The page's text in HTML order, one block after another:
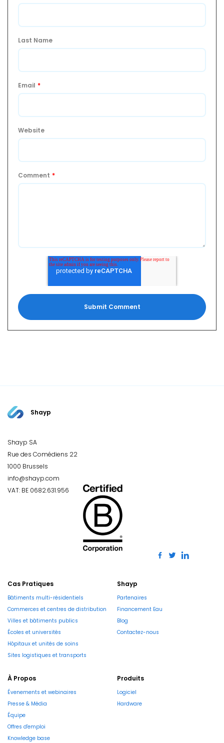
Last Name
Email *
Website
Comment *
Shayp
Shayp SA
Rue des Comédiens 22
1000 Brussels
info@shayp.com
VAT: BE 0682.631.956
Cas Pratiques
Bâtiments multi-résidentiels
Commerces et centres de distribution
Villes et bâtiments publics
Écoles et universités
Hôpitaux et unités de soins
Sites logistiques et transports
Shayp
Partenaires
Financement Eau
Blog
Contactez-nous
À Propos
Évenements et webinaires
Presse & Média
Équipe
Offres d'emploi
Knowledge base
Produits
Logiciel
Hardware